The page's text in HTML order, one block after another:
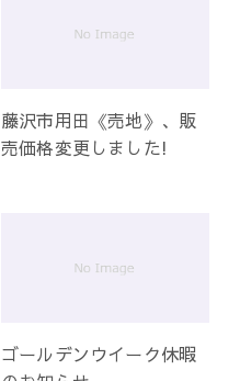
藤沢市用田《売地》、販
売価格変更しました!
ゴールデンウイーク休暇